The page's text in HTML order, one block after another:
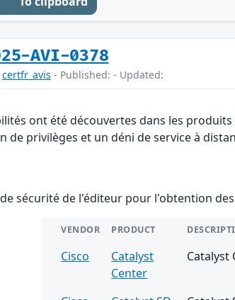
AVI-0378
certfr_avis - Published: - Updated:
ont été découvertes dans les
de privilèges et un déni de service à
sécurité de l'éditeur pour l'obtention
VENDOR PRODUCT
Cisco
Catalyst
Center
Catalyst